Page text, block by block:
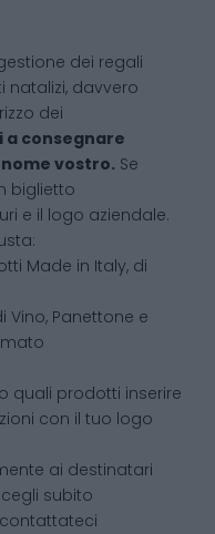
dei regali
natalizi, davvero
dei
consegnare
vostro. Se
biglietto
e il logo aziendale.
Made in Italy, di
Vino, Panettone e
quali prodotti inserire
con il tuo logo
ai destinatari
subito